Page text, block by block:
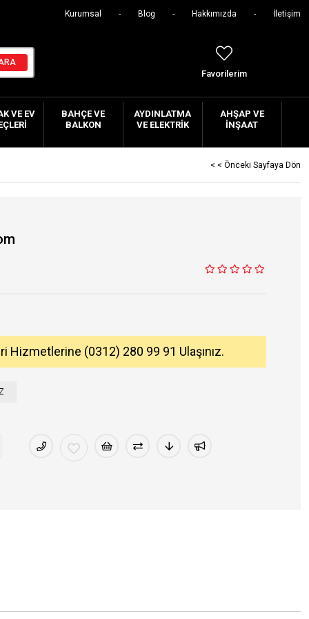
Kurumsal Blog Hakkımızda İletişim
Favorilerim
VE EV
BAHÇE VE
BALKON
AYDINLATMA
VE ELEKTRIK
AHŞAP VE
İNŞAAT
< < Önceki Sayfaya Dön
Hizmetlerine (0312) 280 99 91 Ulaşınız.